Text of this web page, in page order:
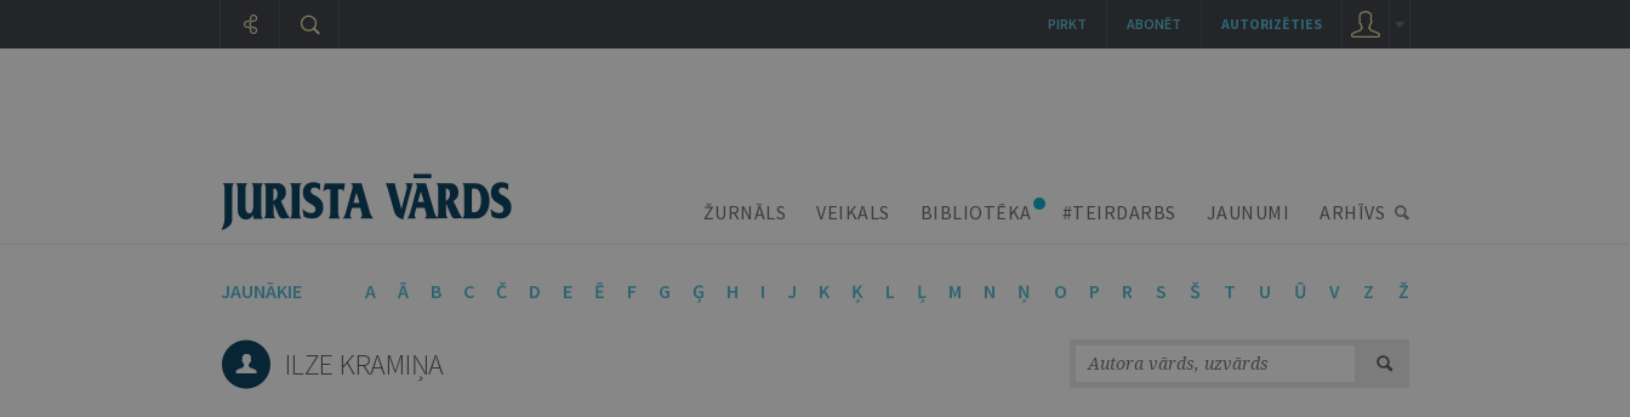
ŽURNĀLS VEIKALS BIBLIOTĒKA #TEIRDARBS JAUNUMI ARHĪVS
JAUNĀKIE A Ā B C Č D E Ē F G Ģ H I J K Ķ L Ļ M N Ņ O P R S Š T U Ū V Z Ž
ILZE KRAMIŅA
AUTORIZĒTIES
ABONĒT
PIRKT